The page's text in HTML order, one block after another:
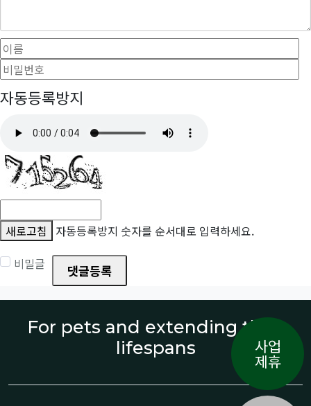
이름필수
자동등록방지
새로고침
자동등록방지 숫자를 순서대로 입력하세요.
비밀글
댓글등록
For pets and extending their
lifespans
사업
제휴